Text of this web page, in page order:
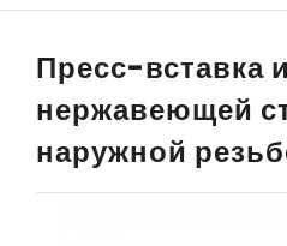
Пресс-вставка
нержавеющей
наружной